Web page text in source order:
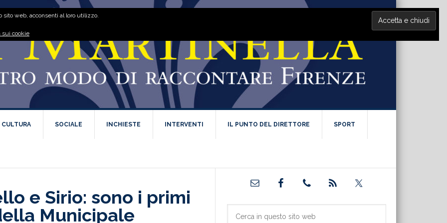
CULTURA SOCIALE INCHIESTE INTERVENTI IL PUNTO DEL DIRETTORE SPORT
e Sirio: sono i primi
Municipale
Barra
primaria
web, acconsenti al loro utilizzo.
sui cookie